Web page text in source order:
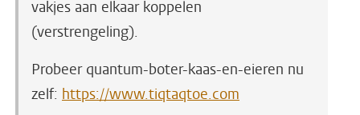
vakjes aan elkaar koppelen
(verstrengeling).
Probeer quantum-boter-kaas-en-eieren nu
zelf: https://www.tiqtaqtoe.com